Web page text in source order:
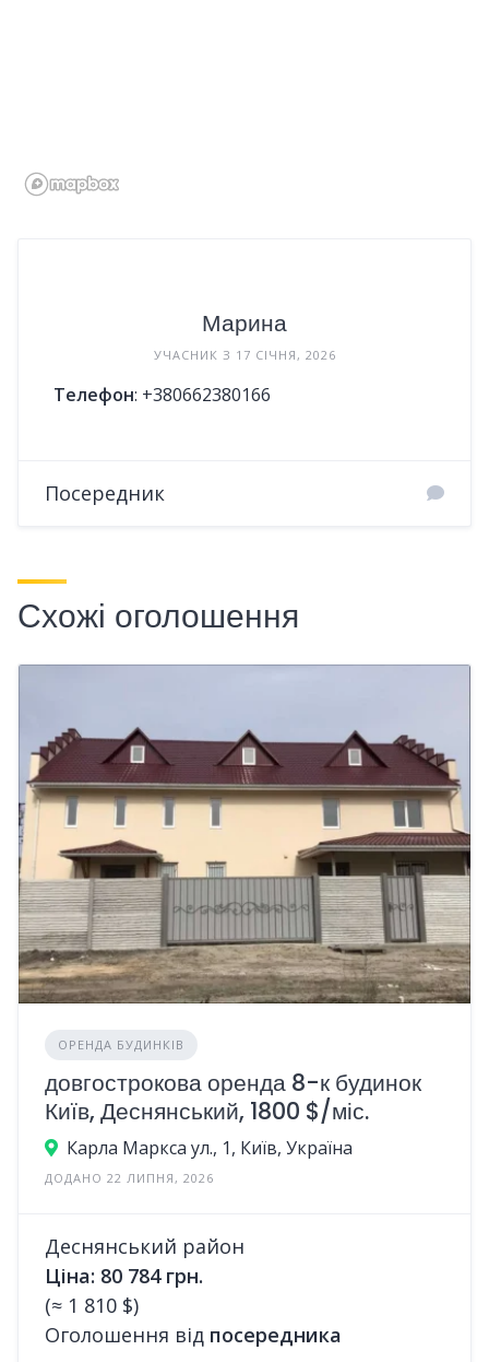
Марина
УЧАСНИК З 17 СІЧНЯ, 2026
Телефон: +380662380166
Посередник
Схожі оголошення
ОРЕНДА БУДИНКІВ
довгострокова оренда 8-к будинок
Київ, Деснянський, 1800 $/міс.
Карла Маркса ул., 1, Київ, Україна
ДОДАНО 22 ЛИПНЯ, 2026
Деснянський район
Ціна: 80 784 грн.
(≈ 1 810 $)
Оголошення від посередника